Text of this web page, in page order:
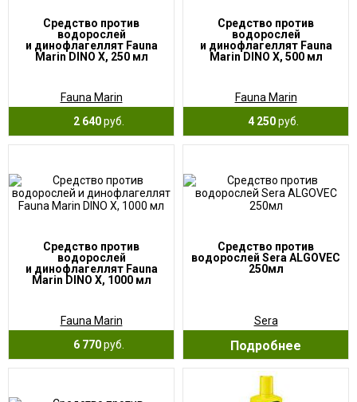
Средство против
водорослей
и динофлагеллят Fauna
Marin DINO X, 250 мл
Fauna Marin
2 640руб.
Средство против
водорослей
и динофлагеллят Fauna
Marin DINO X, 500 мл
Fauna Marin
4 250руб.
Средство против
водорослей
и динофлагеллят Fauna
Marin DINO X, 1000 мл
Fauna Marin
6 770руб.
Средство против
водорослей Sera ALGOVEC
250мл
Sera
Подробнее